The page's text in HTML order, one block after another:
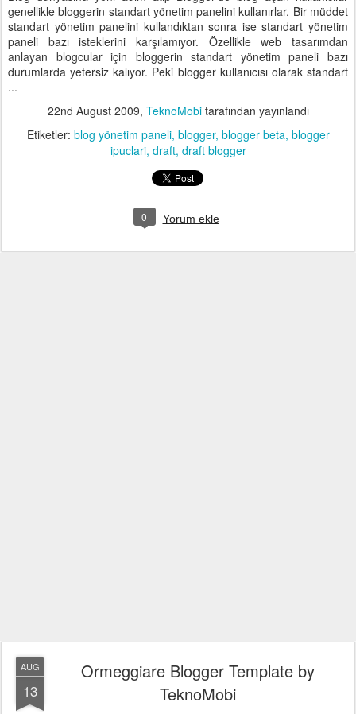
genellikle bloggerin standart yönetim panelini kullanırlar. Bir müddet
standart yönetim panelini kullandıktan sonra ise standart yönetim
paneli bazı isteklerini karşılamıyor. Özellikle web tasarımdan
anlayan blogcular için bloggerin standart yönetim paneli bazı
durumlarda yetersiz kalıyor. Peki blogger kullanıcısı olarak standart
...
22nd August 2009, TeknoMobitarafından yayınlandı
Etiketler: blog yönetim paneli blogger blogger beta blogger
ipuclari draft draft blogger
0 Yorum ekle
AUG
13
Ormeggiare Blogger Template by
TeknoMobi